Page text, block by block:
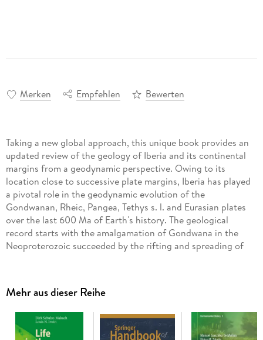
Merken Empfehlen Bewerten
Taking a new global approach, this unique book provides an
updated review of the geology of Iberia and its continental
margins from a geodynamic perspective. Owing to its
location close to successive plate margins, Iberia has played
a pivotal role in the geodynamic evolution of the
Gondwanan, Rheic, Pangea, Tethys s. l. and Eurasian plates
over the last 600 Ma of Earth's history. The geological
record starts with the amalgamation of Gondwana in the
Neoproterozoic succeeded by the rifting and spreading of
their ongoing closure, which was responsible for the Alpine
orogeny. The significant advances in the last 20 years have
attracted international research interest in the geology of
the Iberian Peninsula.
Mehr aus dieser Reihe